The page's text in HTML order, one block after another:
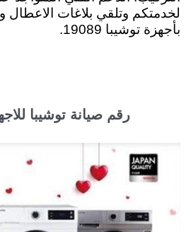
لخدمتكم وتلقي بلاغات الاعطال
بأجهزة توشيبا 19089.
رقم صيانة توشيبا